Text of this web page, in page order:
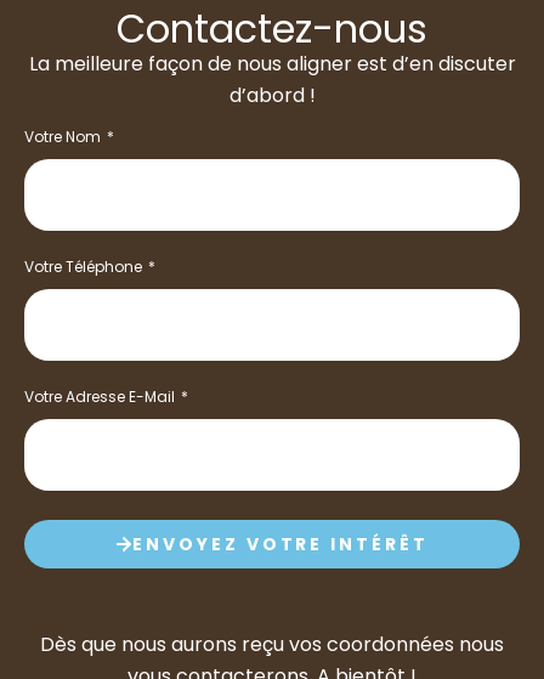
Contactez-nous
La meilleure façon de nous aligner est d’en discuter
d’abord !
Votre Nom
Votre Téléphone
Votre Adresse E-Mail
ENVOYEZ VOTRE INTÉRÊT
Dès que nous aurons reçu vos coordonnées nous